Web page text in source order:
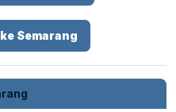
Semarang